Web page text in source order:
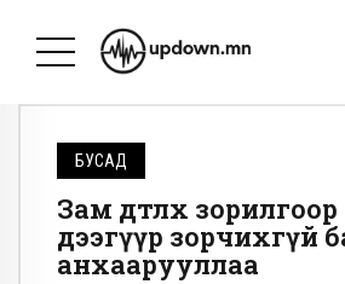
БУСАД
Зам дөтлөх зорилгоор
дээгүүр зорчихгүй
анхаарууллаа